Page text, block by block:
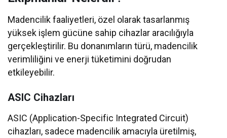
Madencilik faaliyetleri, özel olarak tasarlanmış
yüksek işlem gücüne sahip cihazlar aracılığıyla
gerçekleştirilir. Bu donanımların türü, madencilik
verimliliğini ve enerji tüketimini doğrudan
etkileyebilir.
ASIC Cihazları
ASIC (Application-Specific Integrated Circuit)
cihazları, sadece madencilik amacıyla üretilmiş,